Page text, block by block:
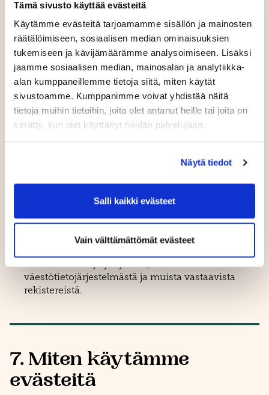
Tämä sivusto käyttää evästeitä
Käytämme evästeitä tarjoamamme sisällön ja mainosten
räätälöimiseen, sosiaalisen median ominaisuuksien
tukemiseen ja kävijämäärämme analysoimiseen. Lisäksi
jaamme sosiaalisen median, mainosalan ja analytiikka-
alan kumppaneillemme tietoja siitä, miten käytät
sivustoamme. Kumppanimme voivat yhdistää näitä
tietoja muihin tietoihin, joita olet antanut heille tai joita on
kerätty, kun olet käyttänyt heidän palvelujaan.
Näytä tiedot
Salli kaikki evästeet
Vain välttämättömät evästeet
6. Säännönmukaiset
tietolähteet
Asiakkaaseen liittyviä tietoja kerätään asiakkaalta
verkkopalvelun omat tiedot -osiossa, tuotteiden ja
palvelujen käytön yhteydessä, asiakaspalvelun
yhteydessä sekä asiakkaan osallistuessa tuote- ja
palvelukehitykseen, tutkimuksiin tai kyselyihin.
rekisterinpitäjän ja sen kanssa kulloinkin samaan
konserniin kuuluvien yritysten muista rekistereistä
väestötietojärjestelmästä ja muista vastaavista
rekistereistä.
7. Miten käytämme
evästeitä